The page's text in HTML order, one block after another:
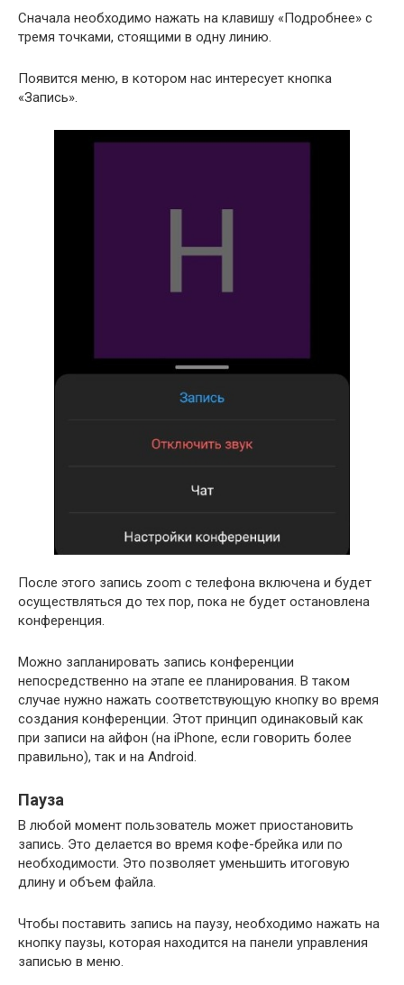
Сначала необходимо нажать на клавишу «Подробнее» с
тремя точками, стоящими в одну линию.
Появится меню, в котором нас интересует кнопка
«Запись».
После этого запись zoom с телефона включена и будет
осуществляться до тех пор, пока не будет остановлена
конференция.
Можно запланировать запись конференции
непосредственно на этапе ее планирования. В таком
случае нужно нажать соответствующую кнопку во время
создания конференции. Этот принцип одинаковый как
при записи на айфон (на iPhone, если говорить более
правильно), так и на Android.
Пауза
В любой момент пользователь может приостановить
запись. Это делается во время кофе-брейка или по
необходимости. Это позволяет уменьшить итоговую
длину и объем файла.
Чтобы поставить запись на паузу, необходимо нажать на
кнопку паузы, которая находится на панели управления
записью в меню.